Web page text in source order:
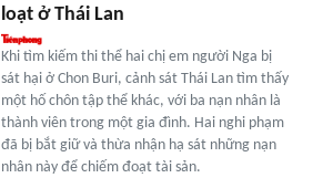
loạt ở Thái Lan
Khi tìm kiếm thi thể hai chị em người Nga bị
sát hại ở Chon Buri, cảnh sát Thái Lan tìm thấy
một hố chôn tập thể khác, với ba nạn nhân là
thành viên trong một gia đình. Hai nghi phạm
đã bị bắt giữ và thừa nhận hạ sát những nạn
nhân này để chiếm đoạt tài sản.